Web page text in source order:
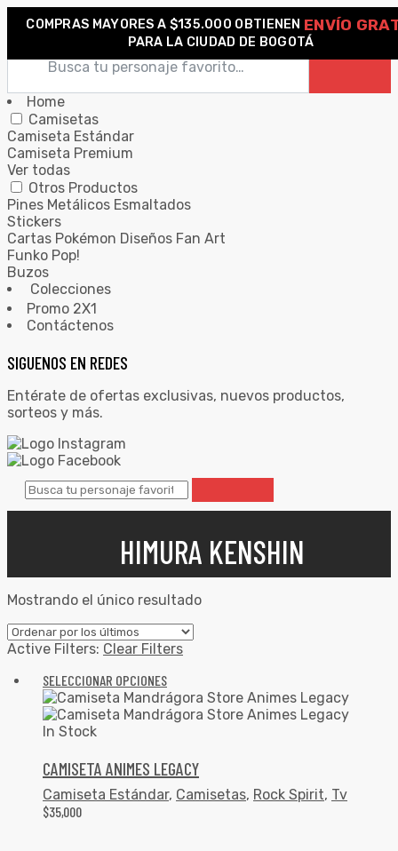
COMPRAS MAYORES A $135.000 OBTIENEN ENVÍO
PARA LA CIUDAD DE BOGOTÁ
Home
Camisetas
Camiseta Estándar
Camiseta Premium
Ver todas
Otros Productos
Pines Metálicos Esmaltados
Stickers
Cartas Pokémon Diseños Fan Art
Funko Pop!
Buzos
Colecciones
Promo 2X1
Contáctenos
SIGUENOS EN REDES
Entérate de ofertas exclusivas, nuevos productos,
sorteos y más.
HIMURA KENSHIN
Mostrando el único resultado
Active Filters: Clear Filters
SELECCIONAR OPCIONES
In Stock
CAMISETA ANIMES LEGACY
Camiseta Estándar, Camisetas, Rock Spirit, Tv
$35,000